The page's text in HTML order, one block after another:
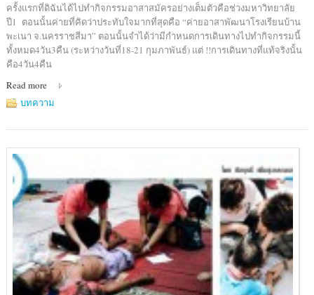
ครั้งแรกที่ดิฉันได้ไปทำกิจกรรมอาสาสมัครอย่างเต็มตัวคือช่วงมหาวิทยาลัย
ปี1 ตอนนั้นค่ายที่คิดว่าประทับใจมากที่สุดคือ “ค่ายอาสาพัฒนาโรงเรียนบ้าน
พะเนา จ.นครราชสีมา” ตอนนั้นจำได้ว่ามีกำหนดการเดินทางไปทำกิจกรรมนี้
ทั้งหมด4วัน3คืน (ระหว่างวันที่18-21 กุมภาพันธ์) แต่ !!การเดินทางที่แท้จริงนั้น
คือ4วัน4คืน
Read more
บทความ